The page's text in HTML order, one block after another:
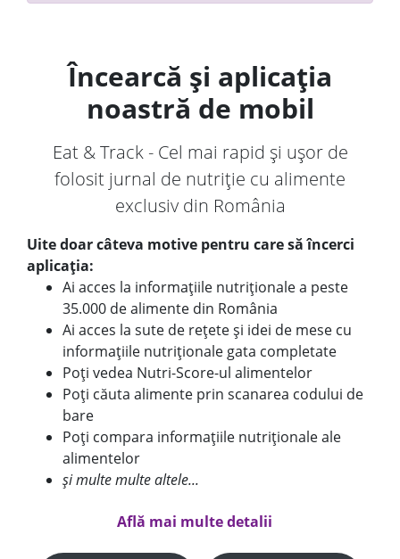
Încearcă și aplicația
noastră de mobil
Eat & Track - Cel mai rapid și ușor de
folosit jurnal de nutriție cu alimente
exclusiv din România
Uite doar câteva motive pentru care să încerci
aplicația:
Ai acces la informațiile nutriționale a peste
35.000 de alimente din România
Ai acces la sute de rețete și idei de mese cu
informațiile nutriționale gata completate
Poți vedea Nutri-Score-ul alimentelor
Poți căuta alimente prin scanarea codului de
bare
Poți compara informațiile nutriționale ale
alimentelor
și multe multe altele...
Află mai multe detalii